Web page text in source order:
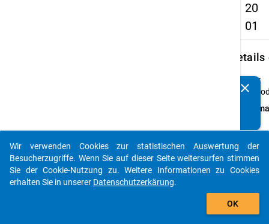
20
01
Details
Typ:
auf:
Verfügbare
clear
auto_stories
add_shopping_cart
Wir verwenden Cookies zur statistischen Auswertung der
Besucherzugriffe. Wenn Sie auf dieser Seite weitersurfen stimmen
Sie der Cookie-Nutzung zu. Weitere Informationen zu Cookies
erhalten Sie in unserer Datenschutzerkärung.
OK